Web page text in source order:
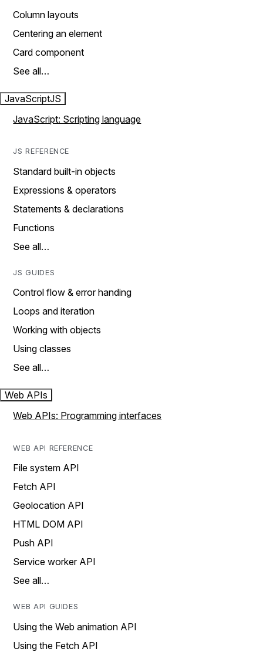
Column layouts
Centering an element
Card component
See all…
JavaScriptJS
JavaScript: Scripting language
JS REFERENCE
Standard built-in objects
Expressions & operators
Statements & declarations
Functions
See all…
JS GUIDES
Control flow & error handing
Loops and iteration
Working with objects
Using classes
See all…
Web APIs
Web APIs: Programming interfaces
WEB API REFERENCE
File system API
Fetch API
Geolocation API
HTML DOM API
Push API
Service worker API
See all…
WEB API GUIDES
Using the Web animation API
Using the Fetch API